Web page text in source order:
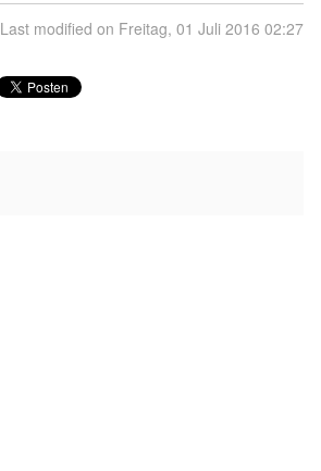
Last modified on Freitag, 01 Juli 2016 02:27